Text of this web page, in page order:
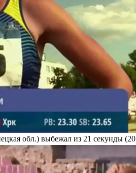
обл.) выбежал из 21 секунды